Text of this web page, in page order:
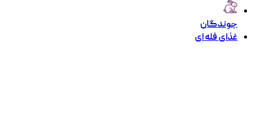
جوندگان
غذای فله ای